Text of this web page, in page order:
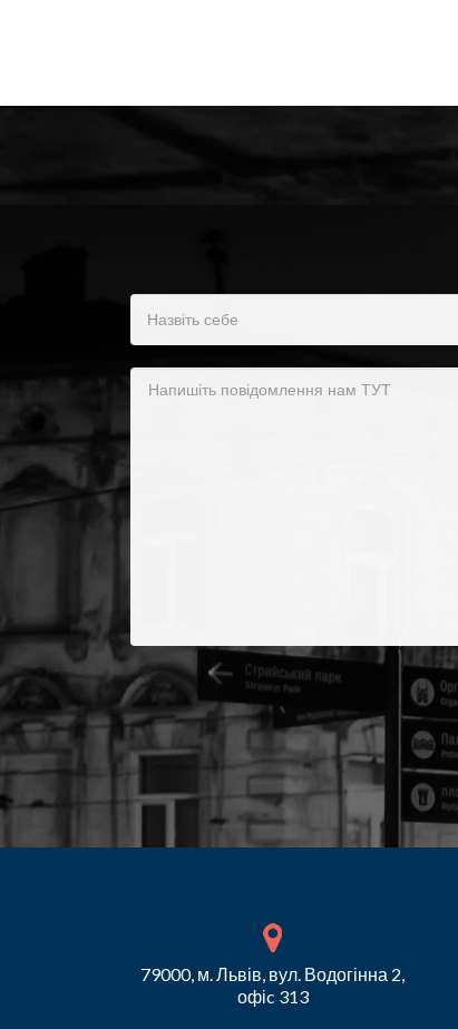
Напишіть повідомлення нам ТУТ
79000, м. Львів, вул. Водогінна 2,
офіc 313